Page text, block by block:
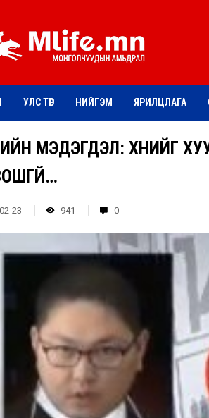
УЛС ТӨР НИЙГЭМ ЯРИЛЦЛАГА
МЭДЭГДЭЛ: ХҮНИЙГ
23 941 0